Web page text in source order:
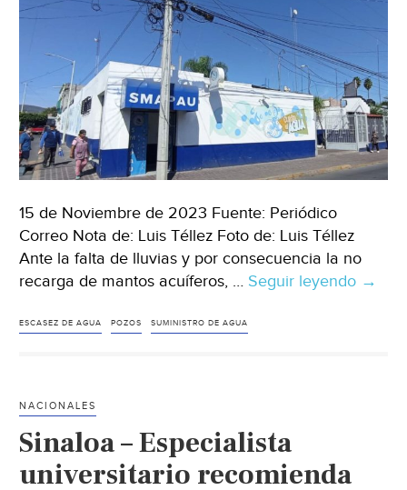
15 de Noviembre de 2023 Fuente: Periódico
Correo Nota de: Luis Téllez Foto de: Luis Téllez
Ante la falta de lluvias y por consecuencia la no
recarga de mantos acuíferos, … Seguir leyendo →
ESCASEZ DE AGUA POZOS SUMINISTRO DE AGUA
NACIONALES
Sinaloa – Especialista
universitario recomienda